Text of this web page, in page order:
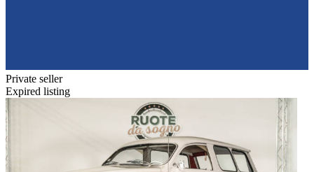
Private seller
Expired listing